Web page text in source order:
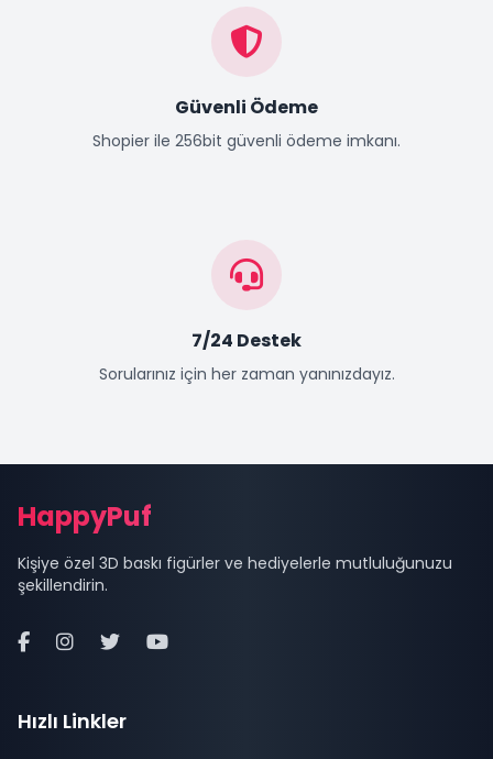
Güvenli Ödeme
Shopier ile 256bit güvenli ödeme imkanı.
7/24 Destek
Sorularınız için her zaman yanınızdayız.
HappyPuf
Kişiye özel 3D baskı figürler ve hediyelerle mutluluğunuzu
şekillendirin.
Hızlı Linkler